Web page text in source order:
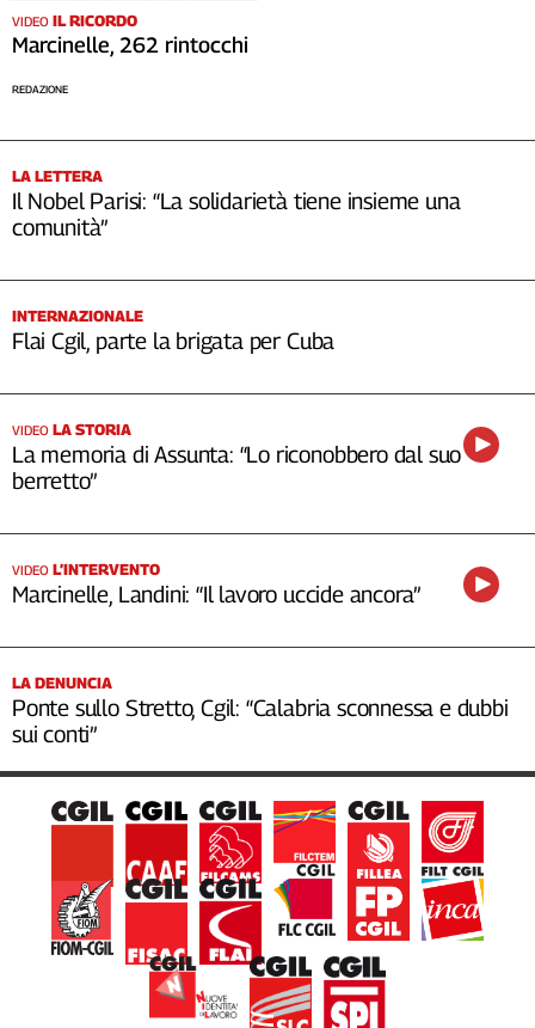
VIDEO IL RICORDO
Marcinelle, 262 rintocchi
REDAZIONE
LA LETTERA
Il Nobel Parisi: “La solidarietà tiene insieme una
comunità”
INTERNAZIONALE
Flai Cgil, parte la brigata per Cuba
VIDEO LA STORIA
La memoria di Assunta: “Lo riconobbero dal suo
berretto”
VIDEO L’INTERVENTO
Marcinelle, Landini: “Il lavoro uccide ancora”
LA DENUNCIA
Ponte sullo Stretto, Cgil: “Calabria sconnessa e dubbi
sui conti”